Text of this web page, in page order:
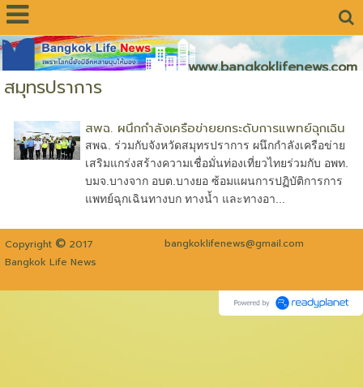
www.bangkoklifenews.com
สมุทรปราการ
สพฉ. ผนึกกำลังเครือข่ายยกระดับการแพทย์ฉุกเฉิน
สพฉ. ร่วมกับจังหวัดสมุทรปราการ ผนึกกำลังเครือข่าย
เสริมแกร่งสร้างความเชื่อมั่นท่องเที่ยวไทยร่วมกับ อพท.
บมจ.บางจาก อบต.บางยอ ซ้อมแผนการปฏิบัติการการ
แพทย์ฉุกเฉินทางบก ทางน้ำ และทางอา...
Copyright © 2017
bangkoklifenews@gmail.com
Bangkok Life News